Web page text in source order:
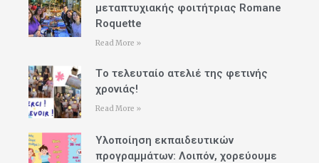
μεταπτυχιακής φοιτήτριας Romane
Roquette
Read More »
Tο τελευταίο ατελιέ της φετινής
χρονιάς!
Read More »
Υλοποίηση εκπαιδευτικών
προγραμμάτων: Λοιπόν, χορεύουμε